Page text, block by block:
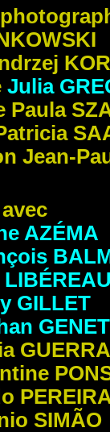
Julia
Paula
Jean-
avec
AZÉMA
GILLET
GENET
GUERRA
SIMÃO